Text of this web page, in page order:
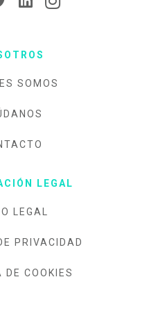
SOMOS
LEGAL
LEGAL
PRIVACIDAD
DE COOKIES